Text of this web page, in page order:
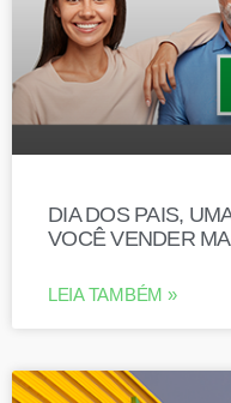
DIA DOS PAIS,
VOCÊ VENDER
LEIA TAMBÉM »